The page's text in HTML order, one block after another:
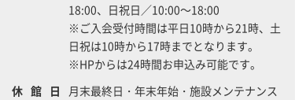
18:00、日祝日／10:00～18:00
※ご入会受付時間は平日10時から21時、土
日祝は10時から17時までとなります。
※HPからは24時間お申込み可能です。
休館日
月末最終日・年末年始・施設メンテナンス